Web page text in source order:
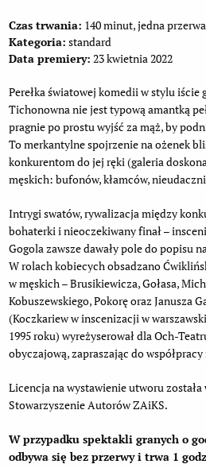
Czas trwania: 140 minut, jedna przerwa
Kategoria: standard
Data premiery: 23 kwietnia 2022
Perełka światowej komedii w stylu iście
Tichonowna nie jest typową amantką
pragnie po prostu wyjść za mąż, by
To merkantylne spojrzenie na ożenek
konkurentom do jej ręki (galeria
męskich: bufonów, kłamców,
Intrygi swatów, rywalizacja między
bohaterki i nieoczekiwany finał –
Gogola zawsze dawały pole do popisu
W rolach kobiecych obsadzano
w męskich – Brusikiewicza, Gołasa,
Kobuszewskiego, Pokorę oraz Janusza
(Koczkariew w inscenizacji w
1995 roku) wyreżyserował dla Och-
obyczajową, zapraszając do
Licencja na wystawienie utworu została
Stowarzyszenie Autorów ZAiKS.
W przypadku spektakli granych o
odbywa się bez przerwy i trwa 1